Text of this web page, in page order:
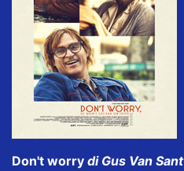
Don't worry di Gus Van Sant